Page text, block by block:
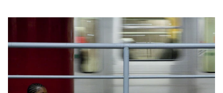
20 raisons d'aimer le métro